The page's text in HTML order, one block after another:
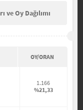
ve Oy Dağılımı
OY/ORAN
1.166
%21,33